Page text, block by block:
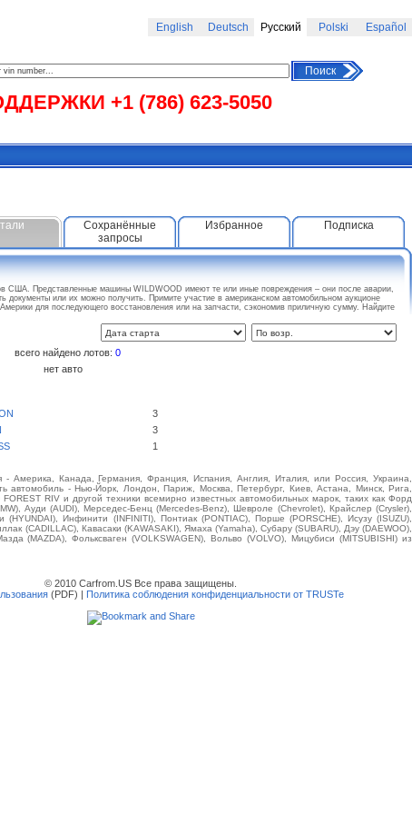
English Deutsch Русский Polski Español
+1 (786) 623-5050
Поиск
Сохранённые
запросы
Избранное Подписка
США. Представленные машины WILDWOOD имеют те или иные повреждения – они после аварии,
документы или их можно получить. Примите участие в американском автомобильном аукционе
для последующего восстановления или на запчасти, сэкономив приличную сумму. Найдите
всего найдено лотов: 0
нет авто
3
3
1
Америка, Канада, Германия, Франция, Испания, Англия, Италия, или Россия, Украина,
автомобиль - Нью-Йорк, Лондон, Париж, Москва, Петербург, Киев, Астана, Минск, Рига,
RIV и другой техники всемирно известных автомобильных марок, таких как Форд
Ауди (AUDI), Мерседес-Бенц (Mercedes-Benz), Шевроле (Chevrolet), Крайслер (Crysler),
Инфинити (INFINITI), Понтиак (PONTIAC), Порше (PORSCHE), Исузу (ISUZU),
(CADILLAC), Кавасаки (KAWASAKI), Ямаха (Yamaha), Субару (SUBARU), Дэу (DAEWOO),
(MAZDA), Фольксваген (VOLKSWAGEN), Вольво (VOLVO), Мицубиси (MITSUBISHI) из
© 2010 Carfrom.US Все права защищены.
(PDF) | Политика соблюдения конфиденциальности от TRUSTe